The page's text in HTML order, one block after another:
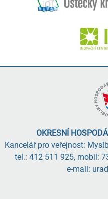
OKRESNÍ
Kancelář pro veřejnost:
tel.: 412 511 925, mobil:
e-mail: